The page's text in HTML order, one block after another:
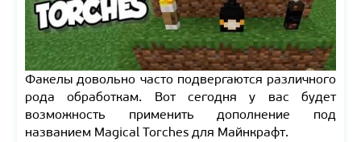
Факелы довольно часто подвергаются различного
рода обработкам. Вот сегодня у вас будет
возможность применить дополнение под
названием Magical Torches для Майнкрафт.